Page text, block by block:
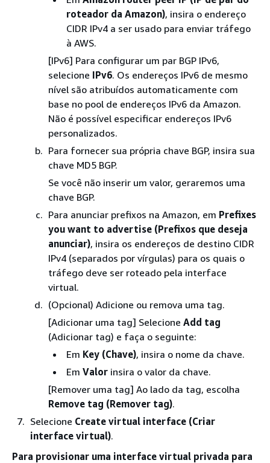
roteador da Amazon), insira o endereço
CIDR IPv4 a ser usado para enviar tráfego
à AWS.
[IPv6] Para configurar um par BGP IPv6,
selecione IPv6. Os endereços IPv6 de mesmo
nível são atribuídos automaticamente com
base no pool de endereços IPv6 da Amazon.
Não é possível especificar endereços IPv6
personalizados.
Para fornecer sua própria chave BGP, insira sua
chave MD5 BGP.
Se você não inserir um valor, geraremos uma
chave BGP.
Para anunciar prefixos na Amazon, em Prefixes
you want to advertise (Prefixos que deseja
anunciar), insira os endereços de destino CIDR
IPv4 (separados por vírgulas) para os quais o
tráfego deve ser roteado pela interface
virtual.
(Opcional) Adicione ou remova uma tag.
[Adicionar uma tag] Selecione Add tag
(Adicionar tag) e faça o seguinte:
Em Key (Chave), insira o nome da chave.
Em Valor insira o valor da chave.
[Remover uma tag] Ao lado da tag, escolha
Remove tag (Remover tag).
Selecione Create virtual interface (Criar
interface virtual).
Para provisionar uma interface virtual privada para